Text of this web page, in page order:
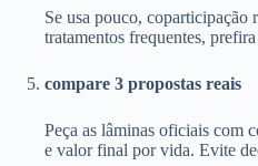
Se usa pouco, coparticipação
tratamentos frequentes,
compare 3 propostas reais
Peça as lâminas oficiais com
e valor final por vida. Evite